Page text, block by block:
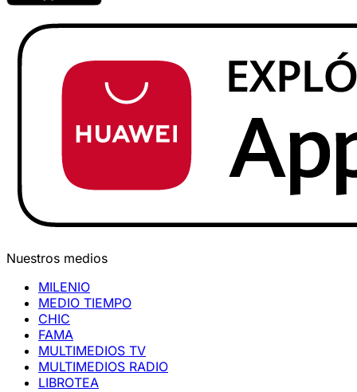
Nuestros medios
MILENIO
MEDIO TIEMPO
CHIC
FAMA
MULTIMEDIOS TV
MULTIMEDIOS RADIO
LIBROTEA